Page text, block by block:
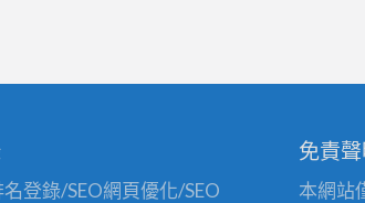
登錄/SEO網頁優化/SEO
免責聲
本網站